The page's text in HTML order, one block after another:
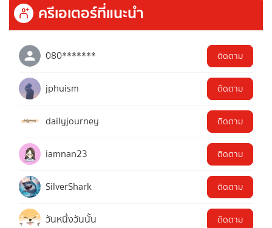
ครีเอเตอร์ที่แนะนำ
080******* ติดตาม
jphuism ติดตาม
dailyjourney ติดตาม
iamnan23 ติดตาม
SilverShark ติดตาม
วันหนึ่งวันนั้น ติดตาม